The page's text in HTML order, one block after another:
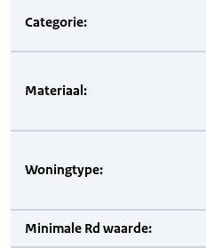
Categorie:
Materiaal:
Woningtype:
Minimale Rd waarde: